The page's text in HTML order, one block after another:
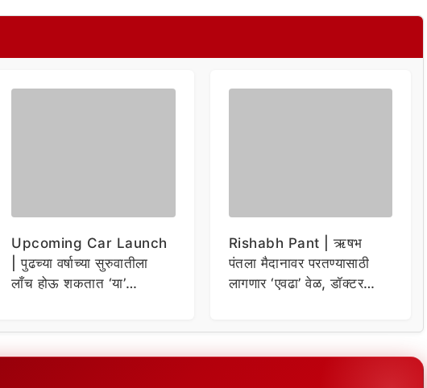
Upcoming Car Launch
| पुढच्या वर्षाच्या सुरुवातीला
लाँच होऊ शकतात ‘या’
Rishabh Pant | ऋषभ
पंतला मैदानावर परतण्यासाठी
लागणार ‘एवढा’ वेळ, डॉक्टर